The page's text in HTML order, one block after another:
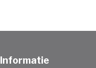
Informatie